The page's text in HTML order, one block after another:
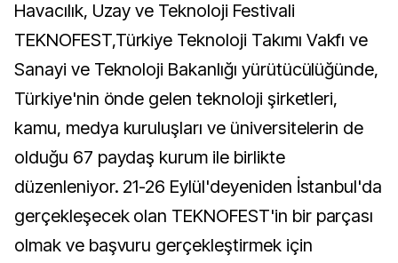
Havacılık, Uzay ve Teknoloji Festivali
TEKNOFEST,Türkiye Teknoloji Takımı Vakfı ve
Sanayi ve Teknoloji Bakanlığı yürütücülüğünde,
Türkiye'nin önde gelen teknoloji şirketleri,
kamu, medya kuruluşları ve üniversitelerin de
olduğu 67 paydaş kurum ile birlikte
düzenleniyor. 21-26 Eylül'deyeniden İstanbul'da
gerçekleşecek olan TEKNOFEST'in bir parçası
olmak ve başvuru gerçekleştirmek için